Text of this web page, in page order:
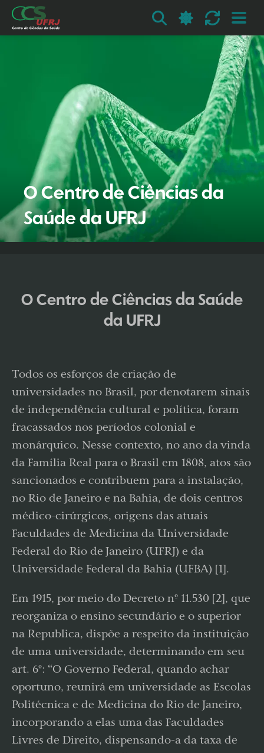
O Centro de Ciências da
Saúde da UFRJ
O Centro de Ciências da Saúde
da UFRJ
Todos os esforços de criação de
universidades no Brasil, por denotarem sinais
de independência cultural e política, foram
fracassados nos períodos colonial e
monárquico. Nesse contexto, no ano da vinda
da Família Real para o Brasil em 1808, atos são
sancionados e contribuem para a instalação,
no Rio de Janeiro e na Bahia, de dois centros
médico-cirúrgicos, origens das atuais
Faculdades de Medicina da Universidade
Federal do Rio de Janeiro (UFRJ) e da
Universidade Federal da Bahia (UFBA) [1].
Em 1915, por meio do Decreto nº 11.530 [2], que
reorganiza o ensino secundário e o superior
na Republica, dispõe a respeito da instituição
de uma universidade, determinando em seu
art. 6º: “O Governo Federal, quando achar
oportuno, reunirá em universidade as Escolas
Politécnica e de Medicina do Rio de Janeiro,
incorporando a elas uma das Faculdades
Livres de Direito, dispensando-a da taxa de